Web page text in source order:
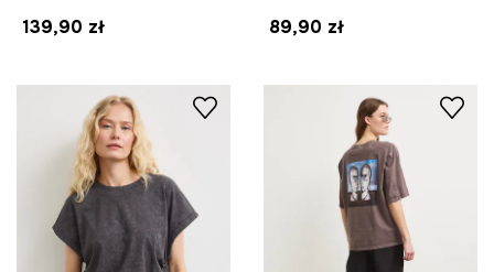
139,90 zł
89,90 zł